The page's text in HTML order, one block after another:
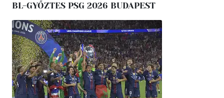
BL-GYŐZTES PSG 2026 BUDAPEST